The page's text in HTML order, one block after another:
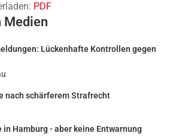
PDF
Medien
Lückenhafte Kontrollen gegen
nach schärferem Strafrecht
Hamburg - aber keine Entwarnung